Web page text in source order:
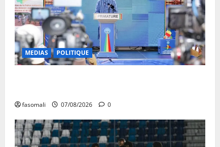
MEDIAS POLITIQUE
fasomali 07/08/2026 0